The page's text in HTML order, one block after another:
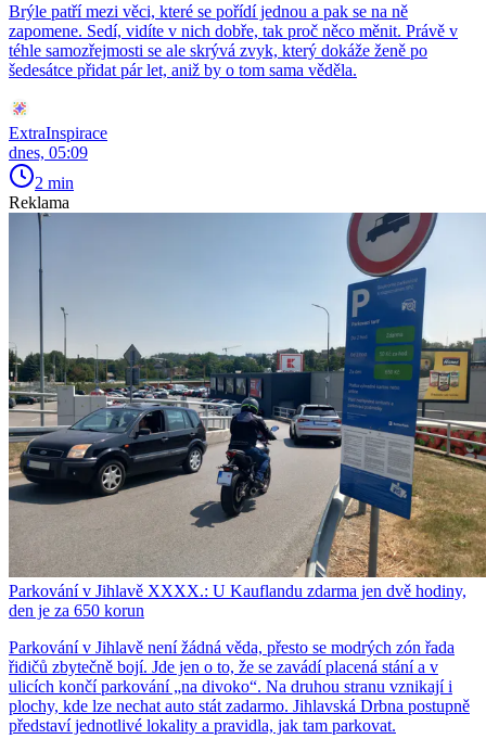
Brýle patří mezi věci, které se pořídí jednou a pak se na ně
zapomene. Sedí, vidíte v nich dobře, tak proč něco měnit. Právě v
téhle samozřejmosti se ale skrývá zvyk, který dokáže ženě po
šedesátce přidat pár let, aniž by o tom sama věděla.
ExtraInspirace
dnes, 05:09
2 min
Reklama
Parkování v Jihlavě XXXX.: U Kauflandu zdarma jen dvě hodiny,
den je za 650 korun
Parkování v Jihlavě není žádná věda, přesto se modrých zón řada
řidičů zbytečně bojí. Jde jen o to, že se zavádí placená stání a v
ulicích končí parkování „na divoko“. Na druhou stranu vznikají i
plochy, kde lze nechat auto stát zadarmo. Jihlavská Drbna postupně
představí jednotlivé lokality a pravidla, jak tam parkovat.